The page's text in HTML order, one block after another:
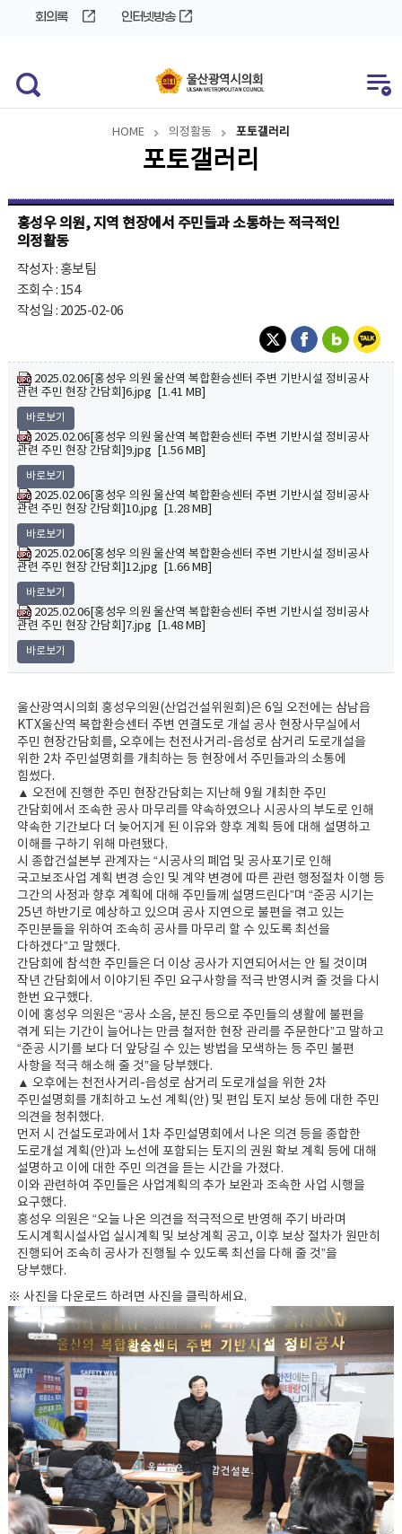
회의록 인터넷방송
HOME 의정활동 포토갤러리
포토갤러리
홍성우 의원, 지역 현장에서 주민들과 소통하는 적극적인
의정활동
작성자 : 홍보팀
조회수 : 154
작성일 : 2025-02-06
2025.02.06[홍성우 의원 울산역 복합환승센터 주변 기반시설 정비공사
관련 주민 현장 간담회]6.jpg [1.41 MB]
바로보기
2025.02.06[홍성우 의원 울산역 복합환승센터 주변 기반시설 정비공사
관련 주민 현장 간담회]9.jpg [1.56 MB]
바로보기
2025.02.06[홍성우 의원 울산역 복합환승센터 주변 기반시설 정비공사
관련 주민 현장 간담회]10.jpg [1.28 MB]
바로보기
2025.02.06[홍성우 의원 울산역 복합환승센터 주변 기반시설 정비공사
관련 주민 현장 간담회]12.jpg [1.66 MB]
바로보기
2025.02.06[홍성우 의원 울산역 복합환승센터 주변 기반시설 정비공사
관련 주민 현장 간담회]7.jpg [1.48 MB]
바로보기
울산광역시의회 홍성우의원(산업건설위원회)은 6일 오전에는 삼남읍
KTX울산역 복합환승센터 주변 연결도로 개설 공사 현장사무실에서
주민 현장간담회를, 오후에는 천전사거리-읍성로 삼거리 도로개설을
위한 2차 주민설명회를 개최하는 등 현장에서 주민들과의 소통에
힘썼다.
▲ 오전에 진행한 주민 현장간담회는 지난해 9월 개최한 주민
간담회에서 조속한 공사 마무리를 약속하였으나 시공사의 부도로 인해
약속한 기간보다 더 늦어지게 된 이유와 향후 계획 등에 대해 설명하고
이해를 구하기 위해 마련됐다.
시 종합건설본부 관계자는 “시공사의 폐업 및 공사포기로 인해
국고보조사업 계획 변경 승인 및 계약 변경에 따른 관련 행정절차 이행 등
그간의 사정과 향후 계획에 대해 주민들께 설명드린다”며 “준공 시기는
25년 하반기로 예상하고 있으며 공사 지연으로 불편을 겪고 있는
주민분들을 위하여 조속히 공사를 마무리 할 수 있도록 최선을
다하겠다”고 말했다.
간담회에 참석한 주민들은 더 이상 공사가 지연되어서는 안 될 것이며
작년 간담회에서 이야기된 주민 요구사항을 적극 반영시켜 줄 것을 다시
한번 요구했다.
이에 홍성우 의원은 “공사 소음, 분진 등으로 주민들의 생활에 불편을
겪게 되는 기간이 늘어나는 만큼 철저한 현장 관리를 주문한다”고 말하고
“준공 시기를 보다 더 앞당길 수 있는 방법을 모색하는 등 주민 불편
사항을 적극 해소해 줄 것”을 당부했다.
▲ 오후에는 천전사거리-읍성로 삼거리 도로개설을 위한 2차
주민설명회를 개최하고 노선 계획(안) 및 편입 토지 보상 등에 대한 주민
의견을 청취했다.
먼저 시 건설도로과에서 1차 주민설명회에서 나온 의견 등을 종합한
도로개설 계획(안)과 노선에 포함되는 토지의 권원 확보 계획 등에 대해
설명하고 이에 대한 주민 의견을 듣는 시간을 가졌다.
이와 관련하여 주민들은 사업계획의 추가 보완과 조속한 사업 시행을
요구했다.
홍성우 의원은 “오늘 나온 의견을 적극적으로 반영해 주기 바라며
도시계획시설사업 실시계획 및 보상계획 공고, 이후 보상 절차가 원만히
진행되어 조속히 공사가 진행될 수 있도록 최선을 다해 줄 것”을
당부했다.
※ 사진을 다운로드 하려면 사진을 클릭하세요.